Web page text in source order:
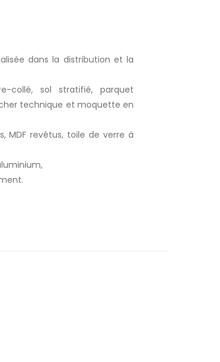
dans la distribution et la
collé, sol stratifié, parquet
technique et moquette en
MDF revêtus, toile de verre à